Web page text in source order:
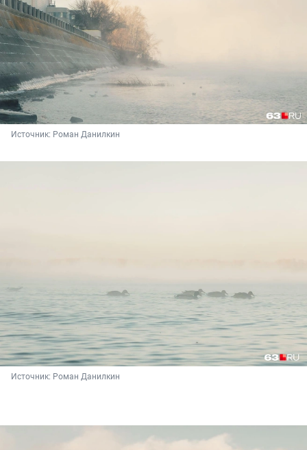
Источник: Роман Данилкин
Источник: Роман Данилкин